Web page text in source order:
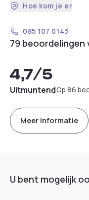
Hoe kom je er
085 107 0143
79 beoordelingen
4,7/5
UitmuntendOp 86
Meer informatie
U bent mogelijk